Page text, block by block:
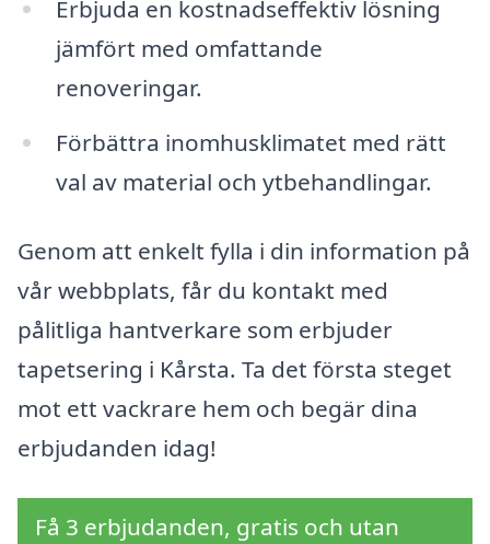
Erbjuda en kostnadseffektiv lösning
jämfört med omfattande
renoveringar.
Förbättra inomhusklimatet med rätt
val av material och ytbehandlingar.
Genom att enkelt fylla i din information på
vår webbplats, får du kontakt med
pålitliga hantverkare som erbjuder
tapetsering i Kårsta. Ta det första steget
mot ett vackrare hem och begär dina
erbjudanden idag!
Få 3 erbjudanden, gratis och utan